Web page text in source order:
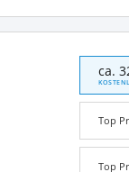
leine
Longe
Wo
ca.
Top
Top